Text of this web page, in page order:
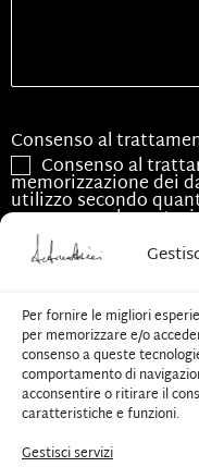
Per fornire le migliori
per memorizzare e/o
consenso a queste
comportamento di
acconsentire o ritirare il
caratteristiche e funzioni.
Gestisci servizi
Consenso al
Consenso al
memorizzazione dei
utilizzo secondo
europeo per la
679/2016, GDPR.
Acconsento
le finalità associate
CAPTCHA